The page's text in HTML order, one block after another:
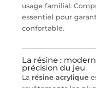
usage familial.
essentiel pour
confortable.
La résine :
précision du jeu
La résine acrylique